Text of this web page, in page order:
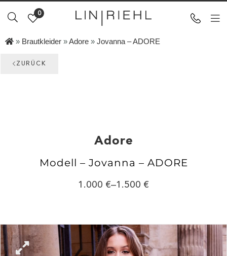
0
» Brautkleider »Adore » Jovanna – ADORE
ZURÜCK
Adore
Modell – Jovanna – ADORE
1.000 –1.500